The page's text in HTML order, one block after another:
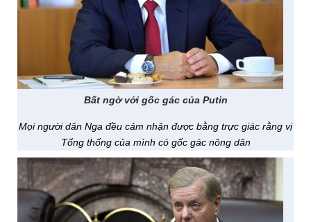
Bất ngờ với gốc gác của Putin
Mọi người dân Nga đều cảm nhận được bằng trực giác rằng vị
Tổng thống của mình có gốc gác nông dân